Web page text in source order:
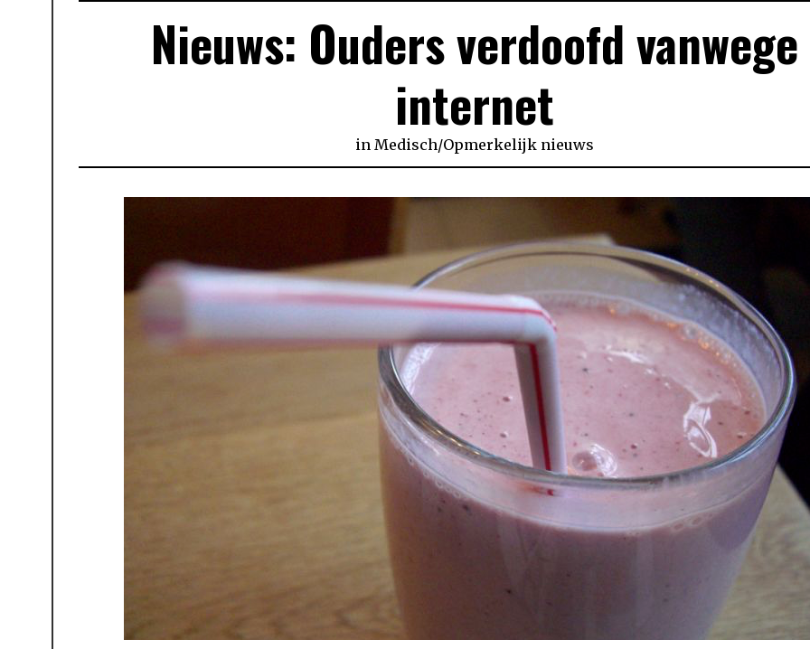
Nieuws: Ouders verdoofd vanwege
internet
in Medisch/Opmerkelijk nieuws